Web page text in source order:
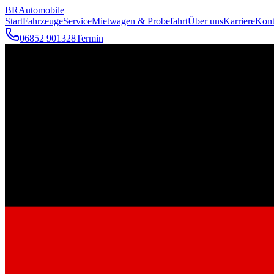
BRAutomobile
StartFahrzeugeServiceMietwagen & ProbefahrtÜber unsKarriere
06852 901328Termin